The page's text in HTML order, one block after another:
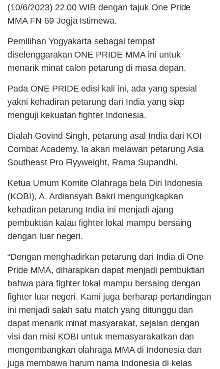
(10/6/2023) 22.00 WIB dengan tajuk One Pride
MMA FN 69 Jogja Istimewa.
Pemilihan Yogyakarta sebagai tempat
diselenggarakan ONE PRIDE MMA ini untuk
menarik minat calon petarung di masa depan.
Pada ONE PRIDE edisi kali ini, ada yang spesial
yakni kehadiran petarung dari India yang siap
menguji kekuatan fighter Indonesia.
Dialah Govind Singh, petarung asal India dari KOI
Combat Academy. Ia akan melawan petarung Asia
Southeast Pro Flyyweight, Rama Supandhi.
Ketua Umum Komite Olahraga bela Diri Indonesia
(KOBI), A. Ardiansyah Bakri mengungkapkan
kehadiran petarung India ini menjadi ajang
pembuktian kalau fighter lokal mampu bersaing
dengan luar negeri.
“Dengan menghadirkan petarung dari India di One
Pride MMA, diharapkan dapat menjadi pembuktian
bahwa para fighter lokal mampu bersaing dengan
fighter luar negeri. Kami juga berharap pertandingan
ini menjadi salah satu match yang ditunggu dan
dapat menarik minat masyarakat, sejalan dengan
visi dan misi KOBI untuk memasyarakatkan dan
mengembangkan olahraga MMA di Indonesia dan
juga membawa harum nama Indonesia di kelas